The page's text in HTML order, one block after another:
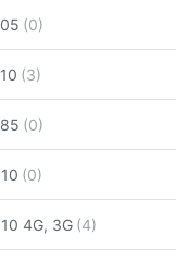
4G, 3G